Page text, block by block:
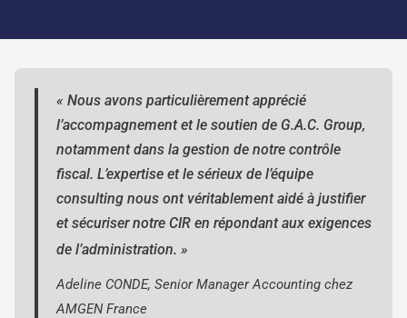
« Nous avons particulièrement apprécié
l’accompagnement et le soutien de G.A.C. Group,
notamment dans la gestion de notre contrôle
fiscal. L’expertise et le sérieux de l’équipe
consulting nous ont véritablement aidé à justifier
et sécuriser notre CIR en répondant aux exigences
de l’administration. »
Adeline CONDE, Senior Manager Accounting chez
AMGEN France